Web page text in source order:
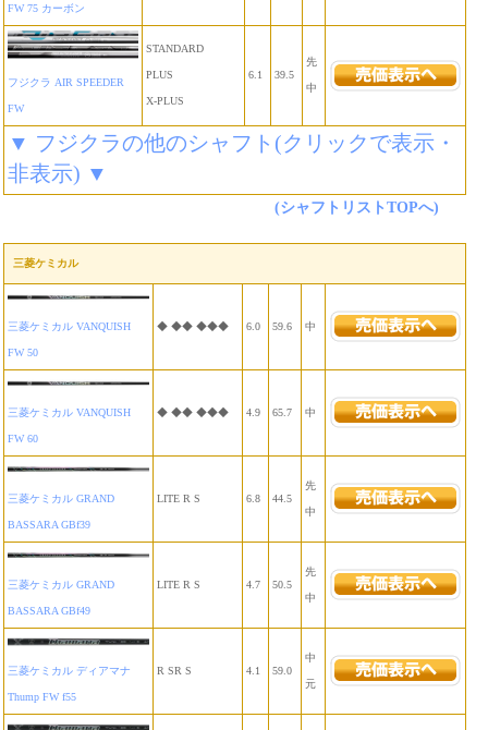
FW 75 カーボン
フジクラ AIR SPEEDER
FW
STANDARD
PLUS
X-PLUS
6.1 39.5
先
中
▼ フジクラの他のシャフト(クリックで表示・
非表示) ▼
(シャフトリストTOPへ)
三菱ケミカル
三菱ケミカル VANQUISH
FW 50
◆ ◆◆ ◆◆◆ 6.0 59.6 中
三菱ケミカル VANQUISH
FW 60
◆ ◆◆ ◆◆◆ 4.9 65.7 中
三菱ケミカル GRAND
BASSARA GBf39
LITE R S 6.8 44.5
先
中
三菱ケミカル GRAND
BASSARA GBf49
LITE R S 4.7 50.5
先
中
三菱ケミカル ディアマナ
Thump FW f55
R SR S 4.1 59.0
中
元